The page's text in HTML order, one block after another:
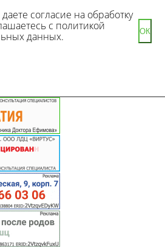
согласие на обработку
с политикой
данных.
ОК